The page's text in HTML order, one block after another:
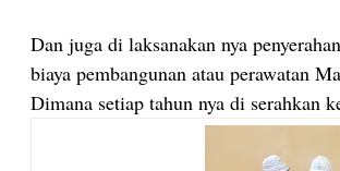
Dan juga di laksanakan nya
biaya pembangunan atau perawatan
Dimana setiap tahun nya di serahkan